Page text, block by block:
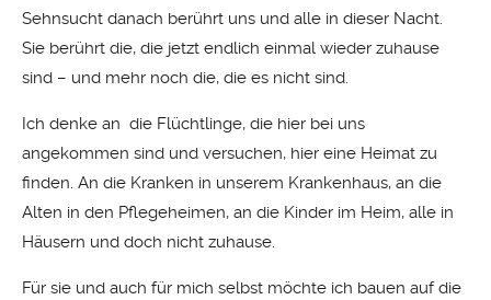
Sehnsucht danach berührt uns und alle in dieser Nacht.
Sie berührt die, die jetzt endlich einmal wieder zuhause
sind – und mehr noch die, die es nicht sind.
Ich denke an die Flüchtlinge, die hier bei uns
angekommen sind und versuchen, hier eine Heimat zu
finden. An die Kranken in unserem Krankenhaus, an die
Alten in den Pflegeheimen, an die Kinder im Heim, alle in
Häusern und doch nicht zuhause.
Für sie und auch für mich selbst möchte ich bauen auf die